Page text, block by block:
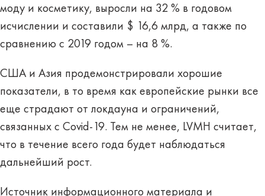
моду и косметику, выросли на 32 % в годовом
исчислении и составили $ 16,6 млрд, а также по
сравнению с 2019 годом – на 8 %.
США и Азия продемонстрировали хорошие
показатели, в то время как европейские рынки все
еще страдают от локдауна и ограничений,
связанных с Covid-19. Тем не менее, LVMH считает,
что в течение всего года будет наблюдаться
дальнейший рост.
Источник информационного материала и